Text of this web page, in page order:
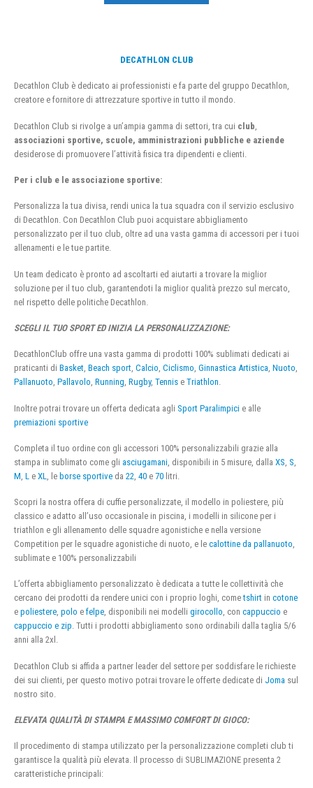
DECATHLON CLUB
Decathlon Club è dedicato ai professionisti e fa parte del gruppo Decathlon,
creatore e fornitore di attrezzature sportive in tutto il mondo.
Decathlon Club si rivolge a un’ampia gamma di settori, tra cui club
associazioni sportive, scuole, amministrazioni pubbliche e aziende
desiderose di promuovere l’attività fisica tra dipendenti e clienti.
Per i club e le associazione sportive:
Personalizza la tua divisa, rendi unica la tua squadra con il servizio esclusivo
di Decathlon. Con Decathlon Club puoi acquistare abbigliamento
personalizzato per il tuo club, oltre ad una vasta gamma di accessori per i tuoi
allenamenti e le tue partite.
Un team dedicato è pronto ad ascoltarti ed aiutarti a trovare la miglior
soluzione per il tuo club, garantendoti la miglior qualità prezzo sul mercato,
nel rispetto delle politiche Decathlon.
SCEGLI IL TUO SPORT ED INIZIA LA PERSONALIZZAZIONE:
DecathlonClub offre una vasta gamma di prodotti 100% sublimati dedicati ai
praticanti di Basket, Beach sport, Calcio, Ciclismo, Ginnastica Artistica, Nuoto,
Pallanuoto, Pallavolo, Running, Rugby, Tennis e Triathlon.
Inoltre potrai trovare un offerta dedicata agli Sport Paralimpici e alle
premiazioni sportive
Completa il tuo ordine con gli accessori 100% personalizzabili grazie alla
stampa in sublimato come gli asciugamani , disponibili in 5 misure, dalla XS S
M L e XL , le borse sportive da 22 40 e 70 litri.
Scopri la nostra offera di cuffie personalizzate, il modello in poliestere, più
classico e adatto all’uso occasionale in piscina, i modelli in silicone per i
triathlon e gli allenamento delle squadre agonistiche e nella versione
Competition per le squadre agonistiche di nuoto, e le calottine da pallanuoto,
sublimate e 100% personalizzabili
L’offerta abbigliamento personalizzato è dedicata a tutte le collettività che
cercano dei prodotti da rendere unici con i proprio loghi, cometshirt in cotone
e poliestere, polo e felpe, disponibili nei modelli girocollo, con cappuccio e
cappuccio e zip. Tutti i prodotti abbigliamento sono ordinabili dalla taglia 5/6
anni alla 2xl.
Decathlon Club si affida a partner leader del settore per soddisfare le richieste
dei sui clienti, per questo motivo potrai trovare le offerte dedicate di Joma sul
nostro sito.
ELEVATA QUALITÀ DI STAMPA E MASSIMO COMFORT DI GIOCO:
Il procedimento di stampa utilizzato per la personalizzazione completi club ti
garantisce la qualità più elevata. Il processo di SUBLIMAZIONE presenta 2
caratteristiche principali: